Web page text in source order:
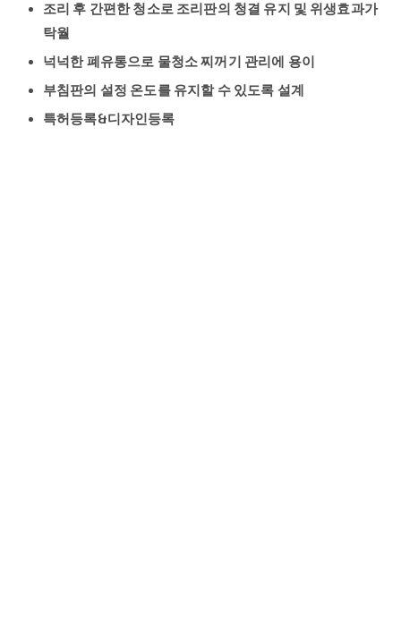
조리 후 간편한 청소로 조리판의 청결 유지 및 위생효과가
탁월
넉넉한 폐유통으로 물청소 찌꺼기 관리에 용이
부침판의 설정 온도를 유지할 수 있도록 설계
특허등록&디자인등록